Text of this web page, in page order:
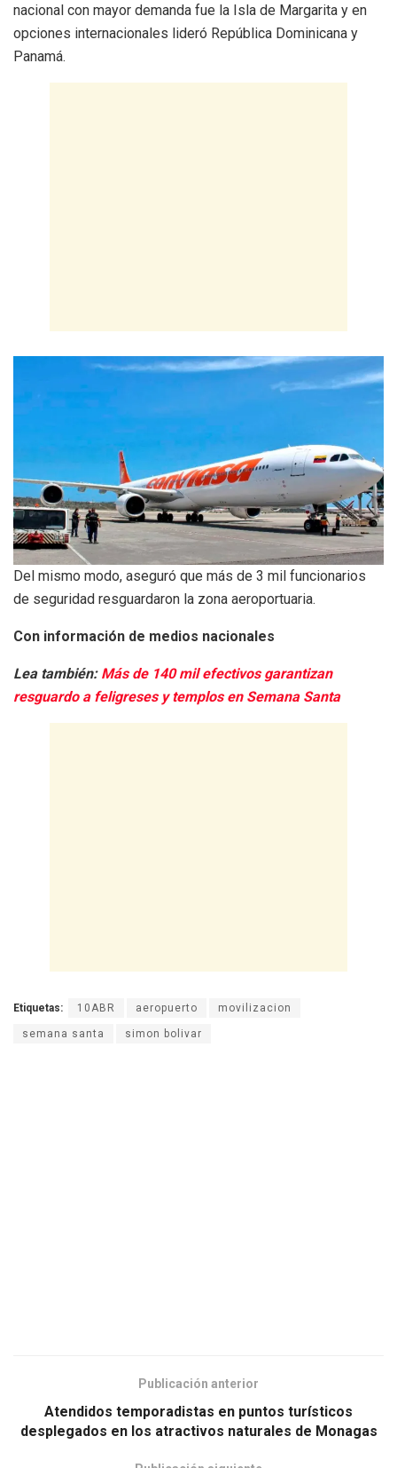
nacional con mayor demanda fue la Isla de Margarita y en
opciones internacionales lideró República Dominicana y
Panamá.
Del mismo modo, aseguró que más de 3 mil funcionarios
de seguridad resguardaron la zona aeroportuaria.
Con información de medios nacionales
Lea también: Más de 140 mil efectivos garantizan
resguardo a feligreses y templos en Semana Santa
Etiquetas: 10ABR aeropuerto movilizacion
semana santa simon bolivar
Publicación anterior
Atendidos temporadistas en puntos turísticos
desplegados en los atractivos naturales de Monagas